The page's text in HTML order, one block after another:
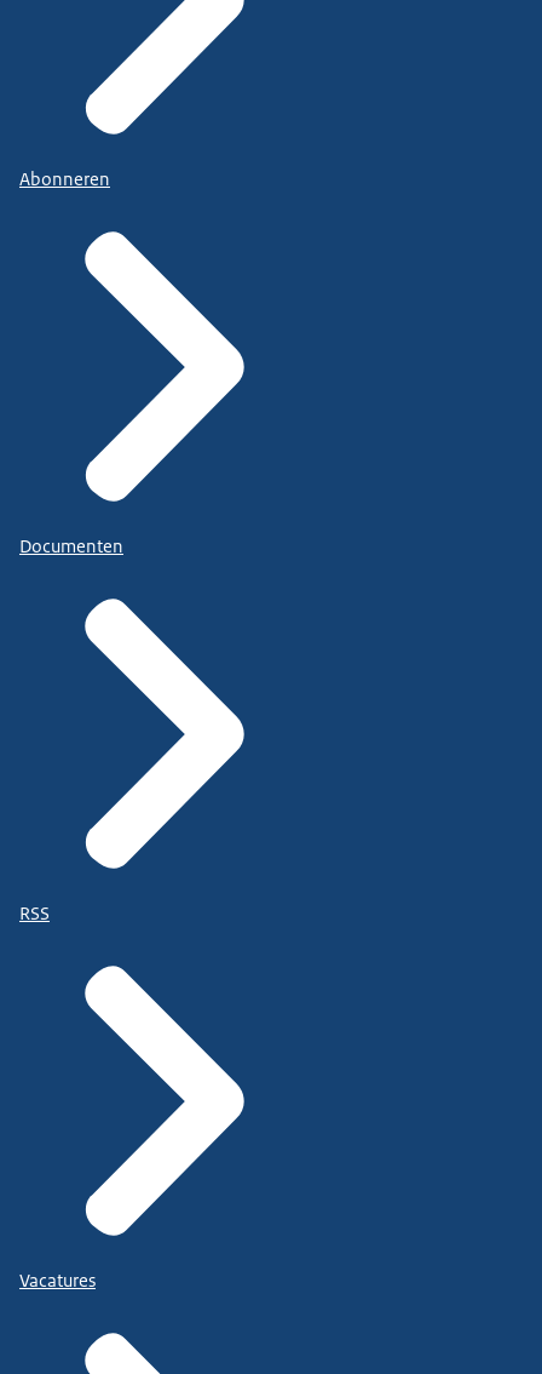
Abonneren
Documenten
RSS
Vacatures